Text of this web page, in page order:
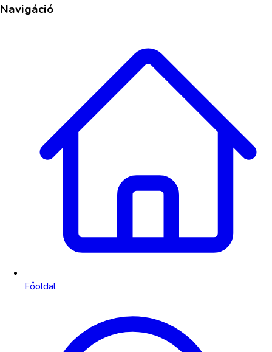
Navigáció
Főoldal